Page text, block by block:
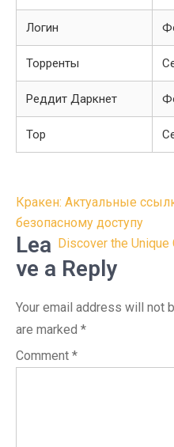
Логин
Торренты
Реддит Даркнет
Тор
Post
navigation
Кракен: Актуальные
безопасному доступу
Discover the
Lea
ve a Reply
Your email address will not
are marked *
Comment *